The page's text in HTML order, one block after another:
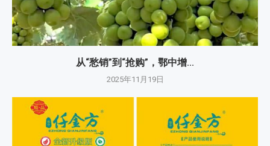
从“愁销”到“抢购”，鄂中增...
2025年11月19日